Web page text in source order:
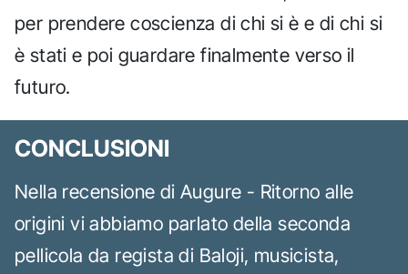
per prendere coscienza di chi si è e di chi si
è stati e poi guardare finalmente verso il
futuro.
CONCLUSIONI
Nella recensione di Augure - Ritorno alle
origini vi abbiamo parlato della seconda
pellicola da regista di Baloji, musicista,